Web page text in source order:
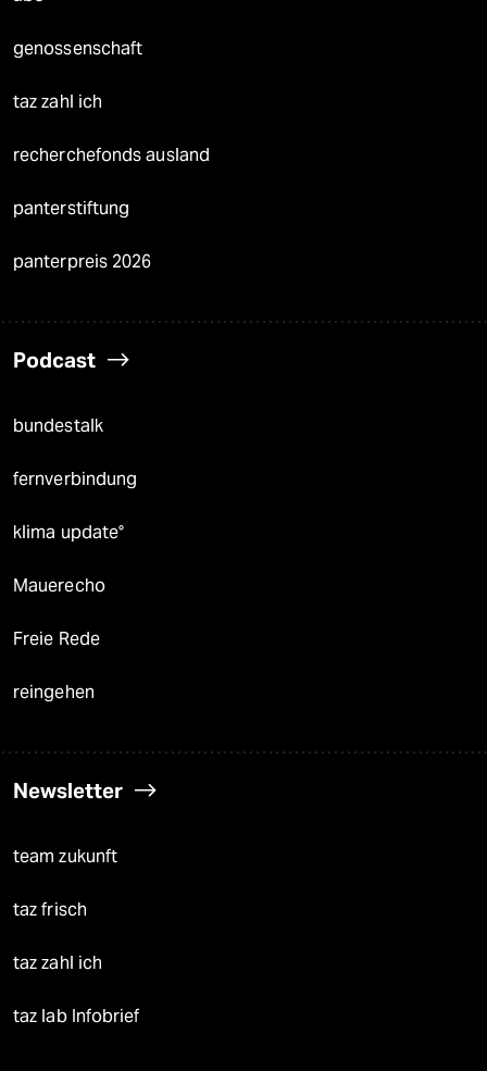
genossenschaft
taz zahl ich
recherchefonds ausland
panterstiftung
panterpreis 2026
Podcast
bundestalk
fernverbindung
klima update°
Mauerecho
Freie Rede
reingehen
Newsletter
team zukunft
taz frisch
taz zahl ich
taz lab Infobrief